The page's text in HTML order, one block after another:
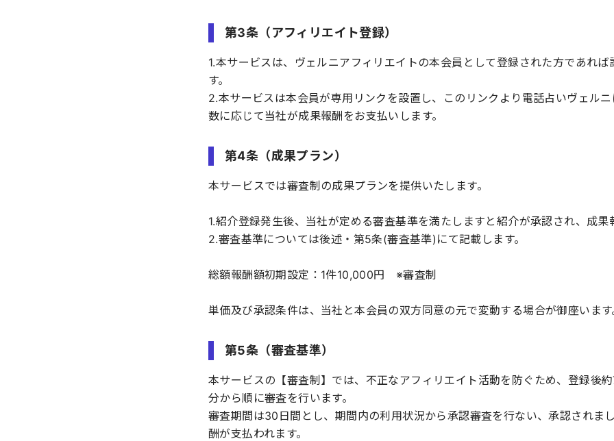
第3条（アフィリエイト登録）
1.本サービスは、ヴェルニアフィリエイトの本会員として登録された方であれば
す。
2.本サービスは本会員が専用リンクを設置し、このリンクより電話占いヴェル
数に応じて当社が成果報酬をお支払いします。
第4条（成果プラン）
本サービスでは審査制の成果プランを提供いたします。
1.紹介登録発生後、当社が定める審査基準を満たしますと紹介が承認され、成果
2.審査基準については後述・第5条(審査基準)にて記載します。
総額報酬額初期設定：1件10,000円 ※審査制
単価及び承認条件は、当社と本会員の双方同意の元で変動する場合が御座います
第5条（審査基準）
本サービスの【審査制】では、不正なアフィリエイト活動を防ぐため、登録後
分から順に審査を行います。
審査期間は30日間とし、期間内の利用状況から承認審査を行ない、承認されま
酬が支払われます。